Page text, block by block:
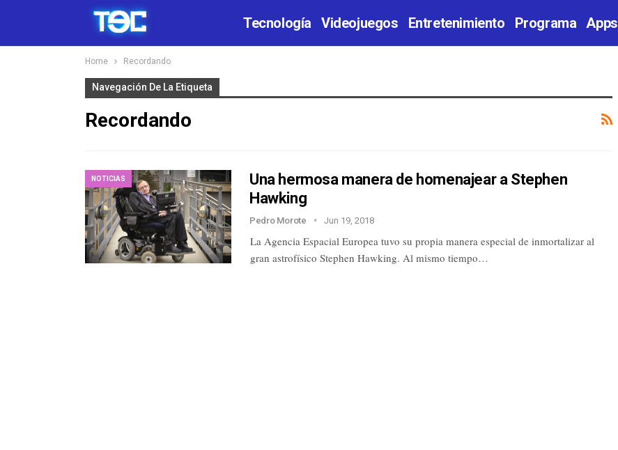
Tecnología Videojuegos Entretenimiento Programa Apps
Home Recordando
Navegación De La Etiqueta
Recordando
NOTICIAS
Una hermosa manera de homenajear a Stephen
Hawking
Pedro Morote Jun 19, 2018
La Agencia Espacial Europea tuvo su propia manera especial de inmortalizar al
gran astrofísico Stephen Hawking. Al mismo tiempo…